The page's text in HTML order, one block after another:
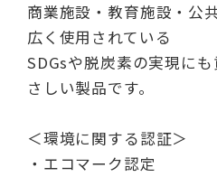
商業施設・教育施設・公
広く使用されている
SDGsや脱炭素の実現に
さしい製品です。
＜環境に関する認証＞
・エコマーク認定